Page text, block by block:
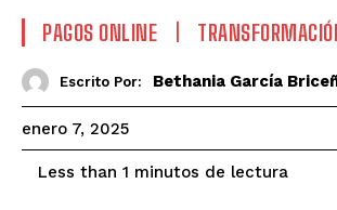
PAGOS ONLINE
Escrito Por: Bethania García
enero 7, 2025
Less than 1 minutos de lectura